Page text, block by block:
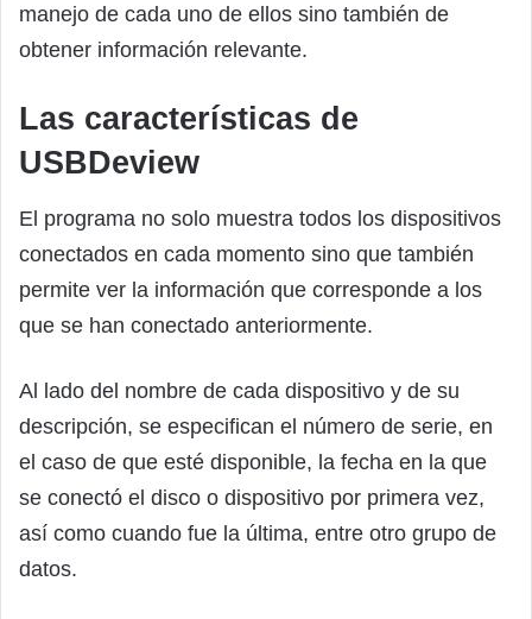
manejo de cada uno de ellos sino también de
obtener información relevante.
Las características de
USBDeview
El programa no solo muestra todos los dispositivos
conectados en cada momento sino que también
permite ver la información que corresponde a los
que se han conectado anteriormente.
Al lado del nombre de cada dispositivo y de su
descripción, se especifican el número de serie, en
el caso de que esté disponible, la fecha en la que
se conectó el disco o dispositivo por primera vez,
así como cuando fue la última, entre otro grupo de
datos.